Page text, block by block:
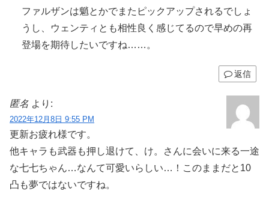
ファルザンは魈とかでまたピックアップされるでしょ
うし、ウェンティとも相性良く感じてるので早めの再
登場を期待したいですね……。
返信
匿名 より:
2022年12月8日 9:55 PM
更新お疲れ様です。
他キャラも武器も押し退けて、け。さんに会いに来る一途
な七七ちゃん…なんて可愛いらしい…！このままだと10
凸も夢ではないですね。